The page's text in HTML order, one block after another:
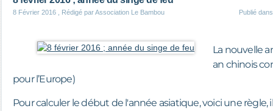
8 Février 2016 , Rédigé par Association Le Bambou Publié
La nouvelle
an chinois
pour l’Europe)
Pour calculer le début de l'année asiatique, voici une règle,